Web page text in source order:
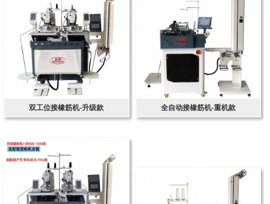
双工位接橡筋机-升级款 全自动接橡筋机-重机款